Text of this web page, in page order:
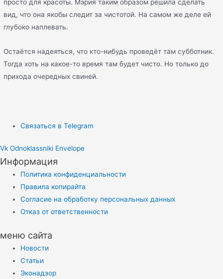
просто для красоты. Мэрия таким образом решила сделать
вид, что она якобы следит за чистотой. На самом же деле ей
глубоко наплевать.
Остаётся надеяться, что кто-нибудь проведёт там субботник.
Тогда хоть на какое-то время там будет чисто. Но только до
прихода очередных свиней.
Связаться в Telegram
Vk Odnoklassniki Envelope
Информация
Политика конфиденциальности
Правила копирайта
Согласие на обработку персональных данных
Отказ от ответственности
меню сайта
Новости
Статьи
Эконадзор